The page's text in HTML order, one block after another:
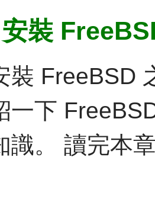
裝
裝 FreeBSD
一下
識。 讀完本